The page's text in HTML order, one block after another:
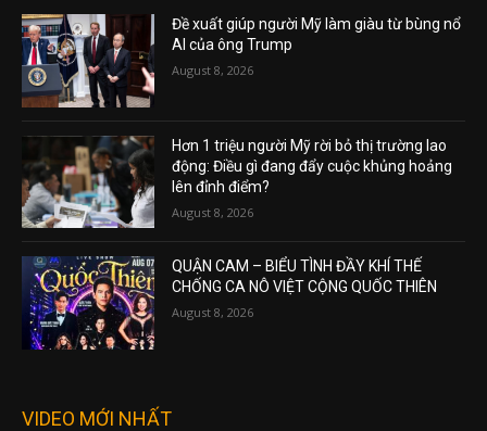
Đề xuất giúp người Mỹ làm giàu từ bùng nổ
AI của ông Trump
August 8, 2026
Hơn 1 triệu người Mỹ rời bỏ thị trường lao
động: Điều gì đang đẩy cuộc khủng hoảng
lên đỉnh điểm?
August 8, 2026
QUẬN CAM – BIỂU TÌNH ĐẦY KHÍ THẾ
CHỐNG CA NÔ VIỆT CỘNG QUỐC THIÊN
August 8, 2026
VIDEO MỚI NHẤT